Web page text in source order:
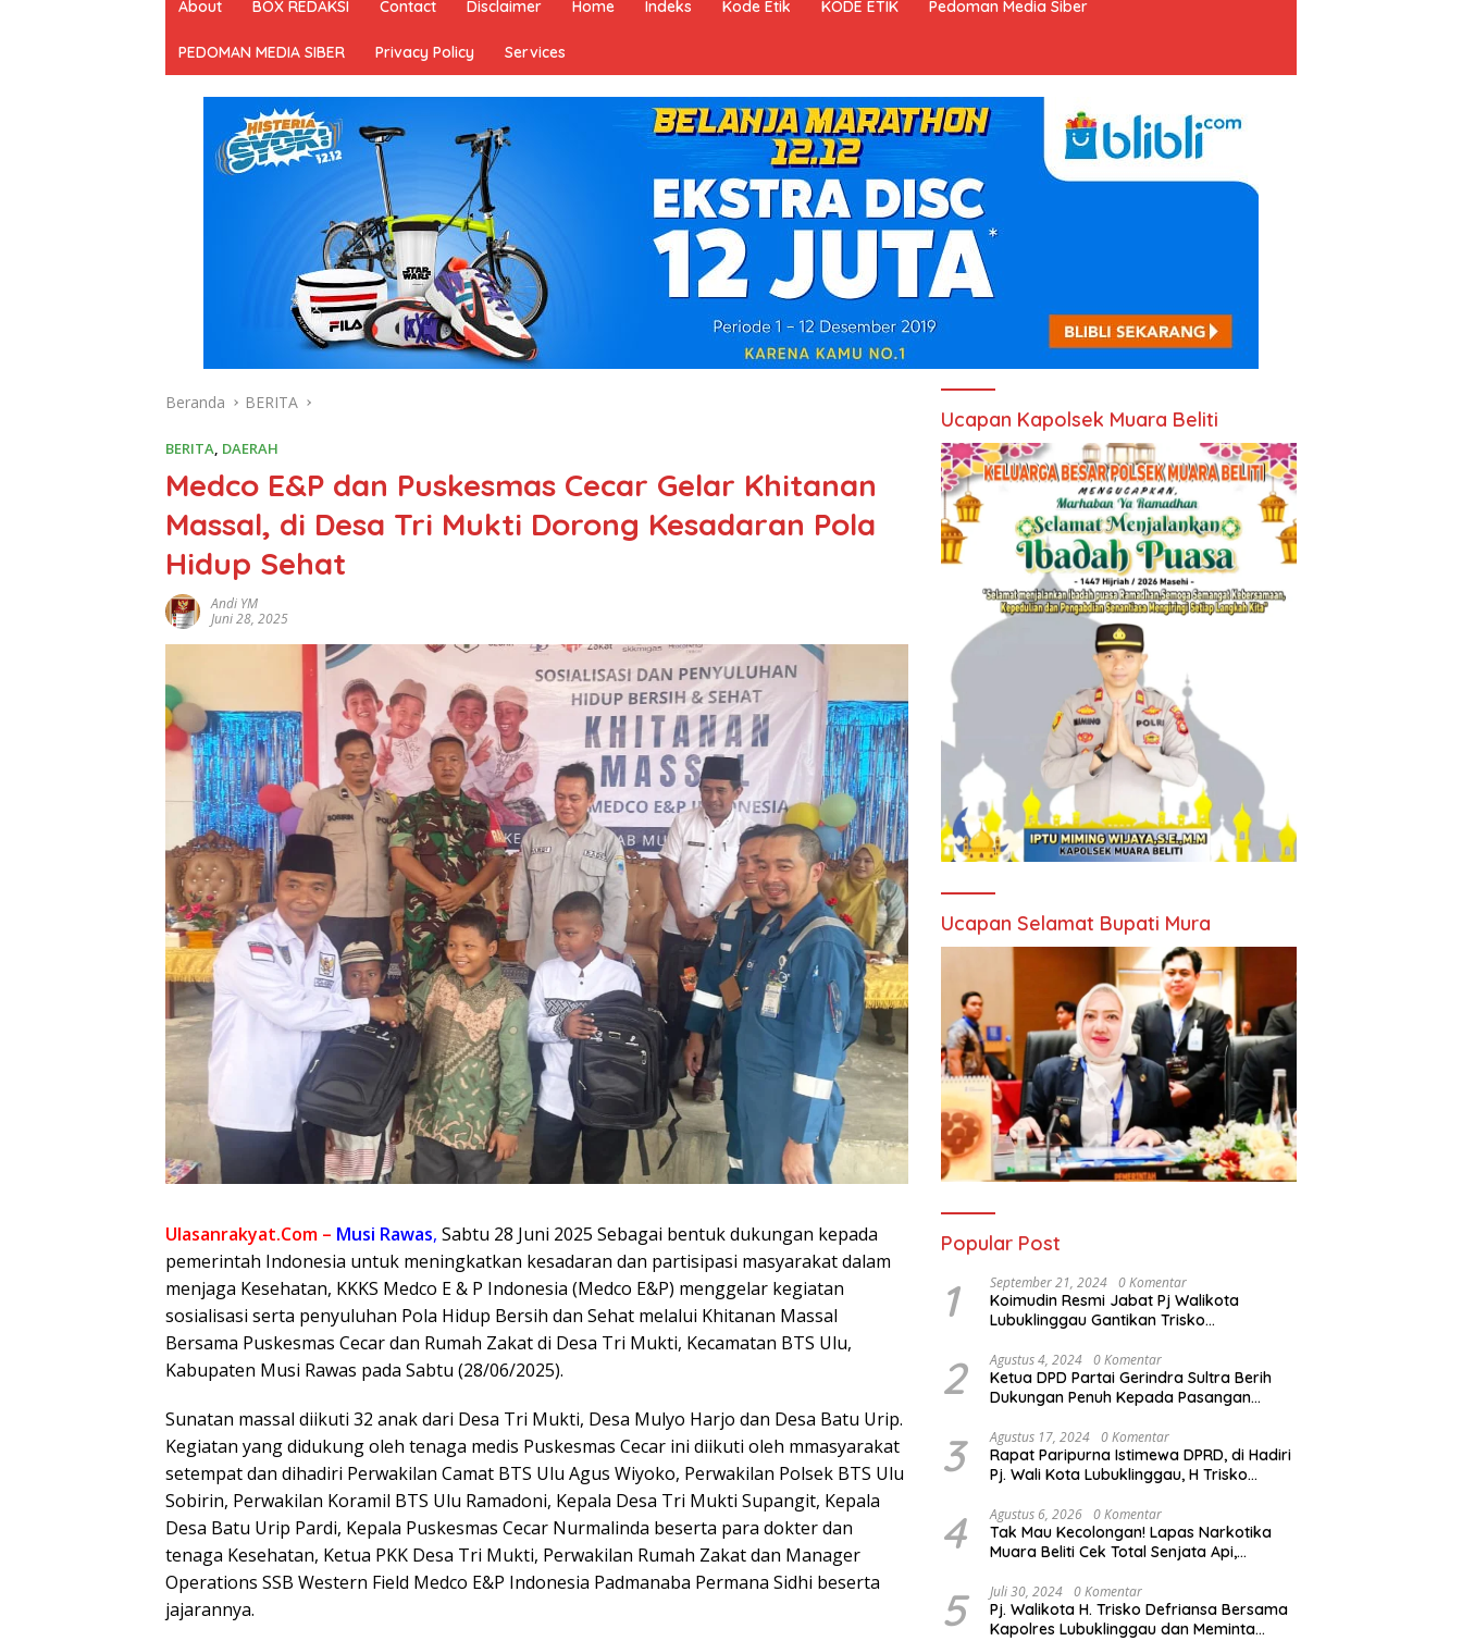
About BOX REDAKSI Contact Disclaimer Home Indeks Kode Etik KODE ETIK Pedoman Media Siber
PEDOMAN MEDIA SIBER Privacy Policy Services
Beranda BERITA
BERITA, DAERAH
Medco E&P dan Puskesmas Cecar Gelar Khitanan
Massal, di Desa Tri Mukti Dorong Kesadaran Pola
Hidup Sehat
Andi YM
Juni 28, 2025
Ulasanrakyat.Com – Musi Rawas, Sabtu 28 Juni 2025 Sebagai bentuk dukungan kepada
pemerintah Indonesia untuk meningkatkan kesadaran dan partisipasi masyarakat dalam
menjaga Kesehatan, KKKS Medco E & P Indonesia (Medco E&P) menggelar kegiatan
sosialisasi serta penyuluhan Pola Hidup Bersih dan Sehat melalui Khitanan Massal
Bersama Puskesmas Cecar dan Rumah Zakat di Desa Tri Mukti, Kecamatan BTS Ulu,
Kabupaten Musi Rawas pada Sabtu (28/06/2025).
Sunatan massal diikuti 32 anak dari Desa Tri Mukti, Desa Mulyo Harjo dan Desa Batu Urip.
Kegiatan yang didukung oleh tenaga medis Puskesmas Cecar ini diikuti oleh mmasyarakat
setempat dan dihadiri Perwakilan Camat BTS Ulu Agus Wiyoko, Perwakilan Polsek BTS Ulu
Sobirin, Perwakilan Koramil BTS Ulu Ramadoni, Kepala Desa Tri Mukti Supangit, Kepala
Desa Batu Urip Pardi, Kepala Puskesmas Cecar Nurmalinda beserta para dokter dan
tenaga Kesehatan, Ketua PKK Desa Tri Mukti, Perwakilan Rumah Zakat dan Manager
Operations SSB Western Field Medco E&P Indonesia Padmanaba Permana Sidhi beserta
jajarannya.
Ucapan Kapolsek Muara Beliti
Ucapan Selamat Bupati Mura
Popular Post
1 September 21, 2024 0 Komentar
Koimudin Resmi Jabat Pj Walikota
Lubuklinggau Gantikan Trisko
2 Agustus 4, 2024 0 Komentar
Ketua DPD Partai Gerindra Sultra Berih
Dukungan Penuh Kepada Pasangan
Konawe (HADIR) di Pilkada Konawe 2024
3 Agustus 17, 2024 0 Komentar
Rapat Paripurna Istimewa DPRD, di Hadiri
Pj. Wali Kota Lubuklinggau, H Trisko
Mendengarkan Pidato Kenegaraan
Presiden RI Dalam Rangka HUT ke-79
4 Agustus 6, 2026 0 Komentar
Tak Mau Kecolongan! Lapas Narkotika
Muara Beliti Cek Total Senjata Api,
Jam
5 Juli 30, 2024 0 Komentar
Pj. Walikota H. Trisko Defriansa Bersama
Kapolres Lubuklinggau dan Meminta